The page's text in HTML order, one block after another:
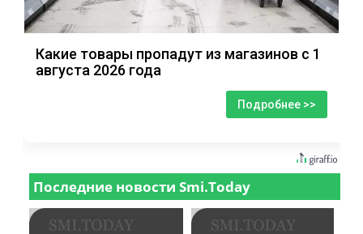
Какие товары пропадут из магазинов с 1
августа 2026 года
Подробнее >>